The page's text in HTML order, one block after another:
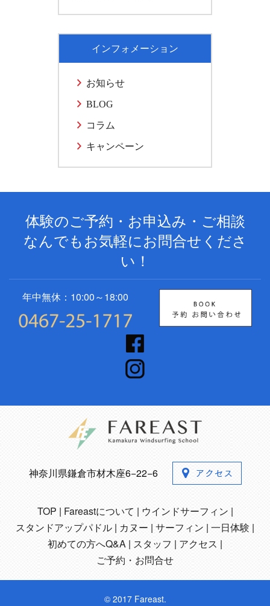
インフォメーション
お知らせ
BLOG
コラム
キャンペーン
体験のご予約・お申込み・ご相談
なんでもお気軽にお問合せくださ
い！
年中無休：10:00～18:00
神奈川県鎌倉市材木座6−22−6
TOP Fareastについて
ウインドサーフィン
スタンドアップパドル
カヌー サーフィン 一日体験
初めての方へQ&A
スタッフ
アクセス
ご予約・お問合せ
© 2017 Fareast.